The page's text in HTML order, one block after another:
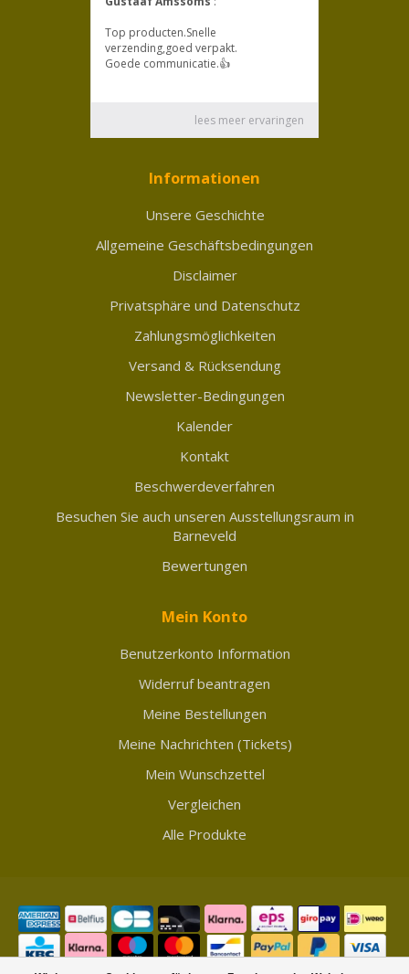
Informationen
Unsere Geschichte
Allgemeine Geschäftsbedingungen
Disclaimer
Privatsphäre und Datenschutz
Zahlungsmöglichkeiten
Versand & Rücksendung
Newsletter-Bedingungen
Kalender
Kontakt
Beschwerdeverfahren
Besuchen Sie auch unseren Ausstellungsraum in
Barneveld
Bewertungen
Mein Konto
Benutzerkonto Information
Widerruf beantragen
Meine Bestellungen
Meine Nachrichten (Tickets)
Mein Wunschzettel
Vergleichen
Alle Produkte